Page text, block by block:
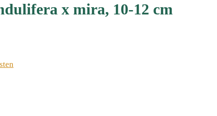
x mira, 10-12 cm